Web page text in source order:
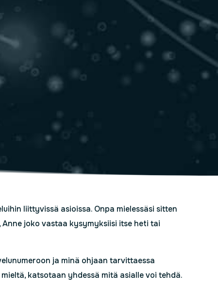
liittyvissä asioissa. Onpa mielessäsi sitten
joko vastaa kysymyksiisi itse heti tai
ja minä ohjaan tarvittaessa
katsotaan yhdessä mitä asialle voi tehdä.